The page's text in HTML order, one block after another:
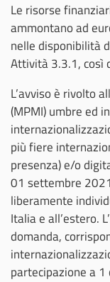
Le risorse
ammontano ad
nelle disponibilità
Attività 3.3.1, così
L’avviso è rivolto
(MPMI) umbre ed
più fiere
presenza) e/o
01 settembre
liberamente
Italia e all’estero.
domanda,
partecipazione a 1